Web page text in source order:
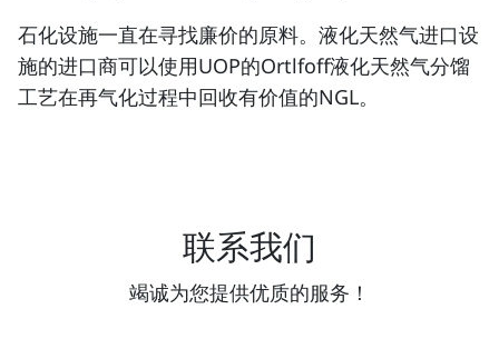
石化设施一直在寻找廉价的原料。液化天然气进口设
施的进口商可以使用UOP的Ortlfoff液化天然气分馏
工艺在再气化过程中回收有价值的NGL。
联系我们
竭诚为您提供优质的服务！